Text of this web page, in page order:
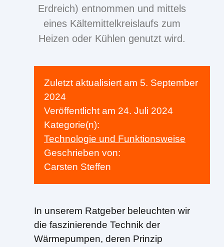
Erdreich) entnommen und mittels
eines Kältemittelkreislaufs zum
Heizen oder Kühlen genutzt wird.
Zuletzt aktualisiert am 5. September
2024
Veröffentlicht am 24. Juli 2024
Kategorie(n):
Technologie und Funktionsweise
Geschrieben von:
Carsten Steffen
In unserem Ratgeber beleuchten wir
die faszinierende Technik der
Wärmepumpen, deren Prinzip